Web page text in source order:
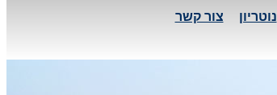
נוטריון צור קשר